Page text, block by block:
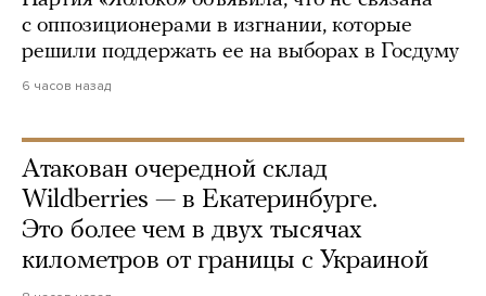
с оппозиционерами в изгнании, которые
решили поддержать ее на выборах в Госдуму
6 часов назад
Атакован очередной склад
Wildberries — в Екатеринбурге.
Это более чем в двух тысячах
километров от границы с Украиной